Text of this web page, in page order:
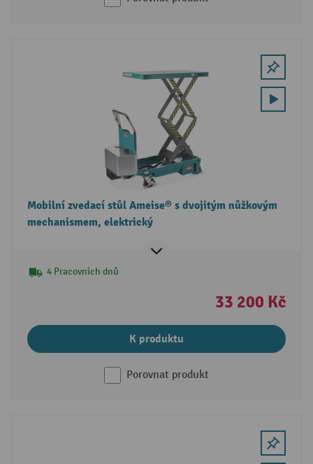
Mobilní zvedací stůl Ameise® s dvojitým nůžkovým
mechanismem, elektrický
4 Pracovních dnů
33 200 Kč
K produktu
Porovnat produkt